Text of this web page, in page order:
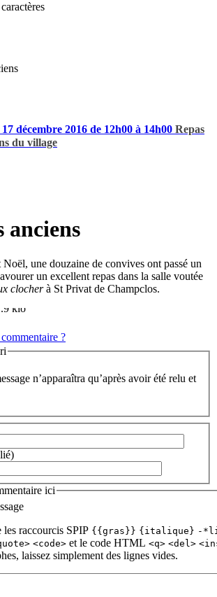
décembre 2016 de 12h00 à 14h00 Repas
du village
anciens
une douzaine de convives ont passé un
un excellent repas dans la salle voutée
clocherà St Privat de Champclos.
?
n’apparaîtra qu’après avoir été relu et
ici
les raccourcis SPIP {{gras}} {italique} -
<code> et le code HTML <q> <del>
laissez simplement des lignes vides.